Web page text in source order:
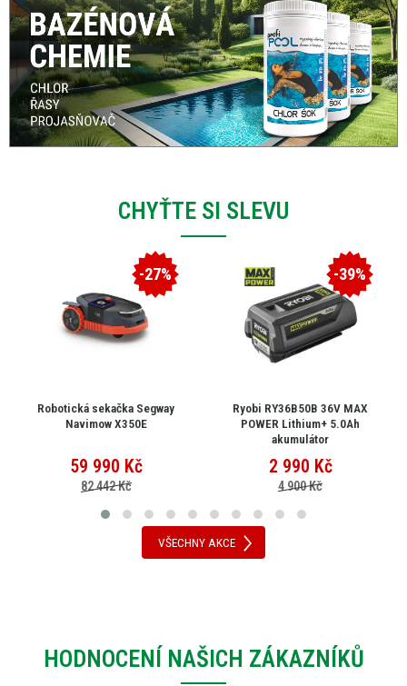
CHYŤTE SI SLEVU
-27%
Robotická sekačka Segway
Navimow X350E
59 990 Kč
82 442 Kč
-39%
Ryobi RY36B50B 36V MAX
POWER Lithium+ 5.0Ah
akumulátor
2 990 Kč
4 900 Kč
VŠECHNY AKCE
HODNOCENÍ NAŠICH ZÁKAZNÍKŮ